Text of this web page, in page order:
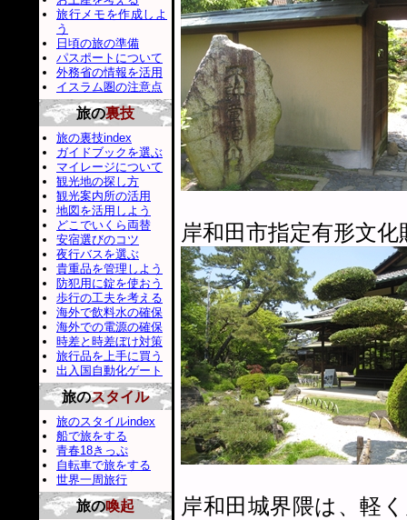
岸和田市指定有形文
岸和田城界隈は、軽
旅行メモを作成しよ
う
日頃の旅の準備
パスポートについて
外務省の情報を活用
イスラム圏の注意点
旅の裏技
旅の裏技index
ガイドブックを選ぶ
マイレージについて
観光地の探し方
観光案内所の活用
地図を活用しよう
どこでいくら両替
安宿選びのコツ
夜行バスを選ぶ
貴重品を管理しよう
防犯用に錠を使おう
歩行の工夫を考える
海外で飲料水の確保
海外での電源の確保
時差と時差ぼけ対策
旅行品を上手に買う
出入国自動化ゲート
旅のスタイル
旅のスタイルindex
船で旅をする
青春18きっぷ
自転車で旅をする
世界一周旅行
旅の喚起